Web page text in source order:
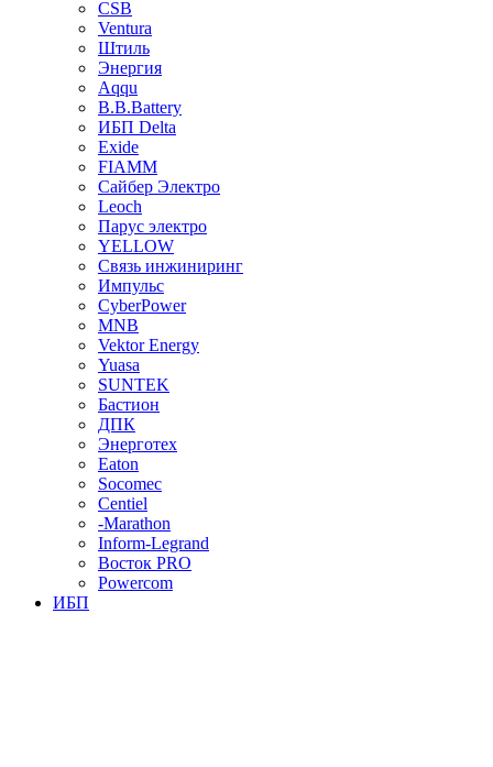
CSB
Ventura
Штиль
Энергия
Aqqu
B.B.Bаttery
ИБП Delta
Exide
FIAMM
Сайбер Электро
Leoch
Парус электро
YELLOW
Связь инжиниринг
Импульс
CyberPower
MNB
Vektor Energy
Yuasa
SUNTEK
Бастион
ДПК
Энерготех
Eaton
Socomec
Centiel
-Marathon
Inform-Legrand
Восток PRO
Powercom
ИБП